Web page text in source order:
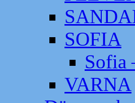
SOFIA
Sofia
VARNA